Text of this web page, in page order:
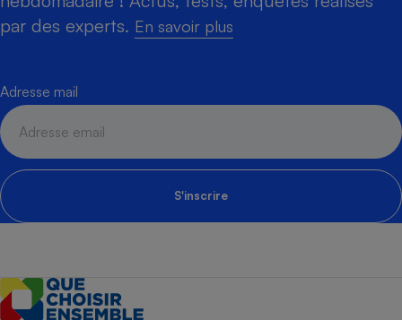
par des experts. En savoir plus
Adresse mail
S'inscrire